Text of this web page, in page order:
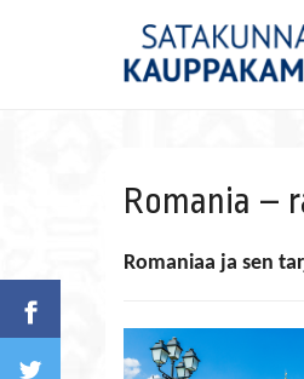
Romania –
Romaniaa ja sen